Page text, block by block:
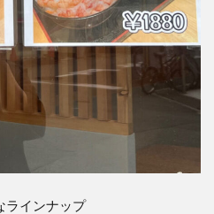
ラインナップ